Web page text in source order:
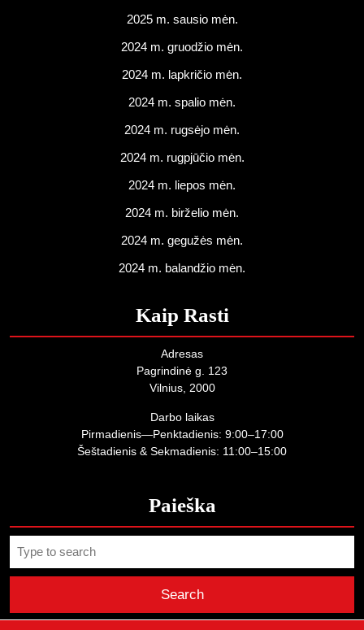
2025 m. sausio mėn.
2024 m. gruodžio mėn.
2024 m. lapkričio mėn.
2024 m. spalio mėn.
2024 m. rugsėjo mėn.
2024 m. rugpjūčio mėn.
2024 m. liepos mėn.
2024 m. birželio mėn.
2024 m. gegužės mėn.
2024 m. balandžio mėn.
Kaip Rasti
Adresas
Pagrindinė g. 123
Vilnius, 2000
Darbo laikas
Pirmadienis—Penktadienis: 9:00–17:00
Šeštadienis & Sekmadienis: 11:00–15:00
Paieška
for: